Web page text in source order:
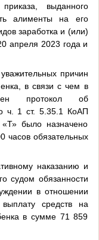
выданного
алименты на его
заработка и (или)
апреля 2023 года и
причин
в связи с чем в
протокол об
ч. 1 ст. 5.35.1 КоАП
было назначено
часов обязательных
наказанию и
судом обязанности
в отношении
выплату средств на
в сумме 71 859